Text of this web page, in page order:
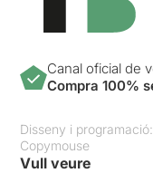
Canal oficial de
Compra 100%
Disseny i programació:
Copymouse
Vull veure